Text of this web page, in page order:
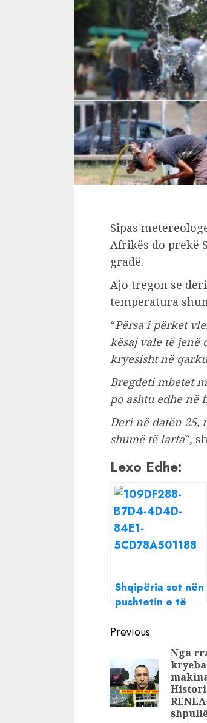
Sipas
Afrikës do prekë
gradë.
Ajo tregon se
temperatura
“Përsa i përket
kësaj vale të jenë
kryesisht në
Bregdeti mbetet
po ashtu edhe në
Deri në datën 25,
shumë të larta”,
Lexo Edhe:
Shqipëria sot nën
pushtetin e të
temperaturat
arrijnë deri në
39°C
Continue
Reading
Previous
Nga